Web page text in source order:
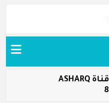
تردد قناة ASHARQ